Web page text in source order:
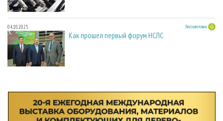
04.10.2025 Лесозаготовка
Как прошел первый форум НСЛС